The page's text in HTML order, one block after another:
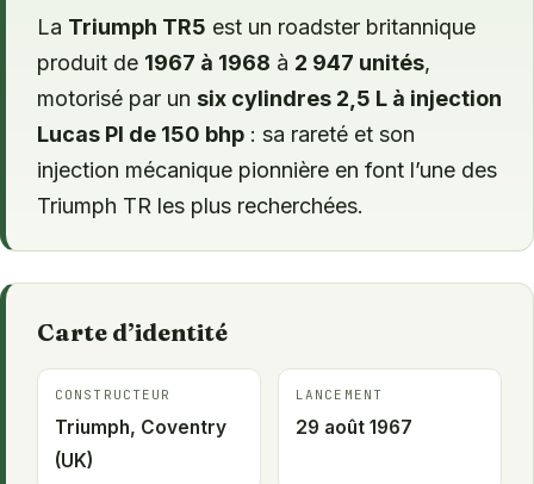
La Triumph TR5 est un roadster britannique
produit de 1967 à 1968 à 2 947 unités,
motorisé par un six cylindres 2,5 L à injection
Lucas PI de 150 bhp : sa rareté et son
injection mécanique pionnière en font l’une des
Triumph TR les plus recherchées.
Carte d’identité
CONSTRUCTEUR
Triumph, Coventry
(UK)
LANCEMENT
29 août 1967